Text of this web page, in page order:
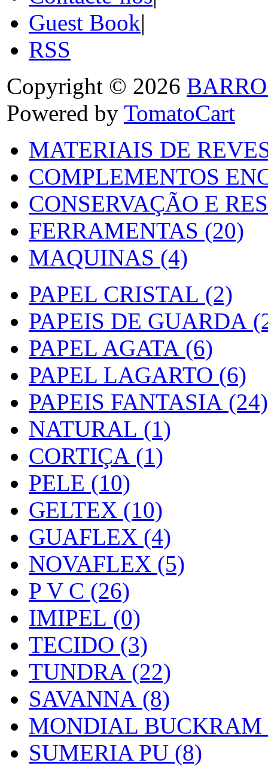
Guest Book|
RSS
Copyright © 2026
Powered by TomatoCart
MATERIAIS DE
COMPLEMENTOS
CONSERVAÇÃO E
FERRAMENTAS (20)
MAQUINAS (4)
PAPEL CRISTAL (2)
PAPEIS DE GUARDA
PAPEL AGATA (6)
PAPEL LAGARTO (6)
PAPEIS FANTASIA (24)
NATURAL (1)
CORTIÇA (1)
PELE (10)
GELTEX (10)
GUAFLEX (4)
NOVAFLEX (5)
P V C (26)
IMIPEL (0)
TECIDO (3)
TUNDRA (22)
SAVANNA (8)
MONDIAL BUCKRAM
SUMERIA PU (8)